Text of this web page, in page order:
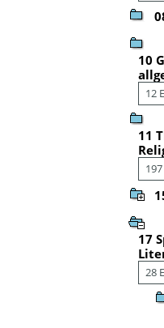
10
12
11
17
28